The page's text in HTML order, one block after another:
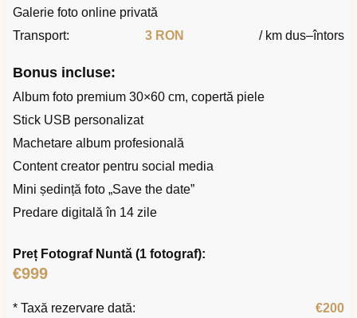
Galerie foto online privată
Transport:
3 RON / km dus–întors
Bonus incluse:
Album foto premium 30×60 cm, copertă piele
Stick USB personalizat
Machetare album profesională
Content creator pentru social media
Mini ședință foto „Save the date”
Predare digitală în 14 zile
Preț Fotograf Nuntă (1 fotograf):
€999
* Taxă rezervare dată: €200